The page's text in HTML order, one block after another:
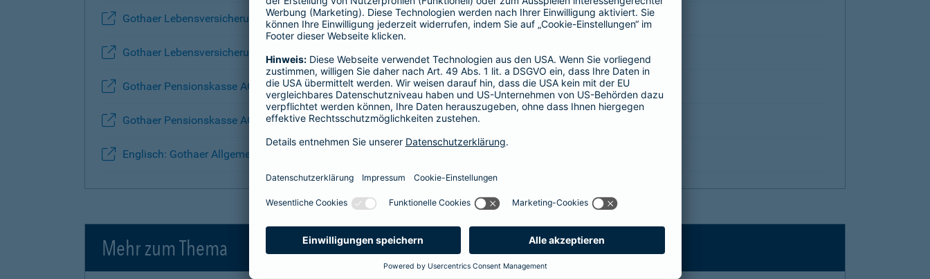
Gothaer Lebensversicherung AG
Gothaer Lebensversicherung AG - Anlage Überschussbeteiligung
Gothaer Pensionskasse AG
Gothaer Pensionskasse AG - Anlage Überschussbeteiligung
Englisch: Gothaer Allgemeine Versicherung AG
Mehr zum Thema